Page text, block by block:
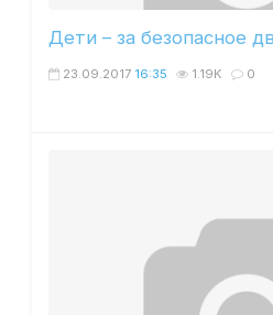
Дети – за безопасное
23.09.2017 16:35 1.19K 0